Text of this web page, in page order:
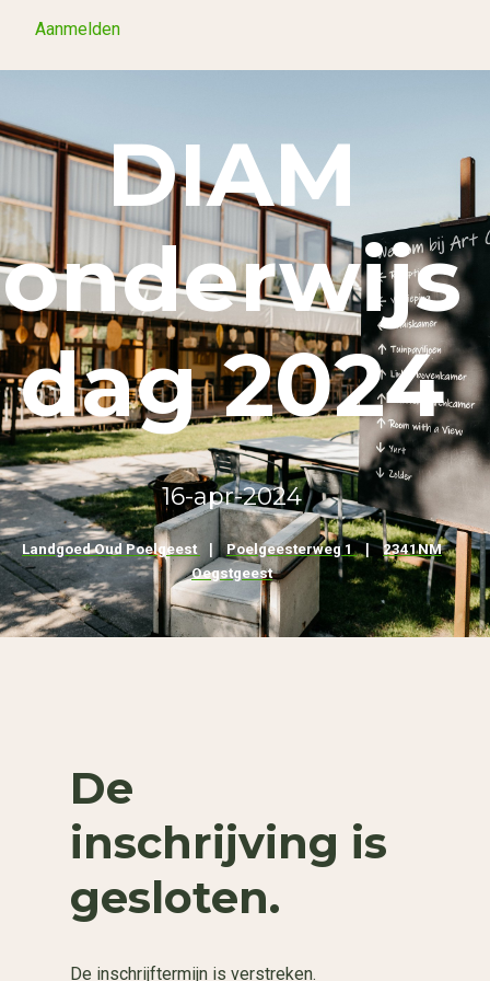
Aanmelden
DIAM
onderwijs
dag 2024
16-apr-2024
Landgoed Oud Poelgeest |Poelgeesterweg 1|2341NM
Oegstgeest
De
inschrijving is
gesloten.
De inschrijftermijn is verstreken.